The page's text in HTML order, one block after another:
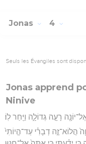
Jonas 4
Seuls les Évangiles sont
Jonas apprend
Ninive
רָעָ֣ה גְדוֹלָ֑ה וַיִּ֖חַר לֽוֹ׃
הֲלוֹא־זֶ֣ה דְבָרִ֗י עַד־הֱיוֹתִי֙